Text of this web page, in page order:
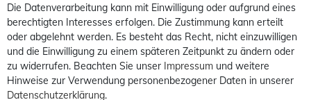
Die Datenverarbeitung kann mit Einwilligung oder aufgrund eines
berechtigten Interesses erfolgen. Die Zustimmung kann erteilt
oder abgelehnt werden. Es besteht das Recht, nicht einzuwilligen
und die Einwilligung zu einem späteren Zeitpunkt zu ändern oder
zu widerrufen. Beachten Sie unser Impressum und weitere
Hinweise zur Verwendung personenbezogener Daten in unserer
Daten­schutz­erklärung.